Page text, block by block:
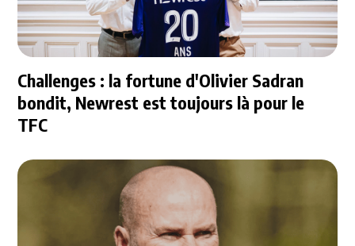
Challenges : la fortune d'Olivier Sadran
bondit, Newrest est toujours là pour le
TFC